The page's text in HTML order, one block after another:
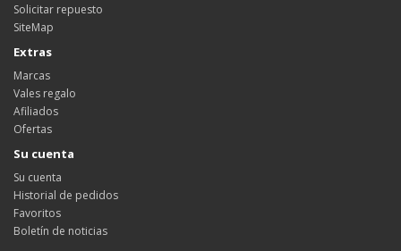
Solicitar repuesto
SiteMap
Extras
Marcas
Vales regalo
Afiliados
Ofertas
Su cuenta
Su cuenta
Historial de pedidos
Favoritos
Boletín de noticias